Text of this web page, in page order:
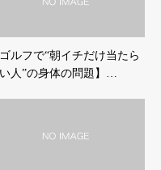
ゴルフで“朝イチだけ当たら
人”の身体の問題】…